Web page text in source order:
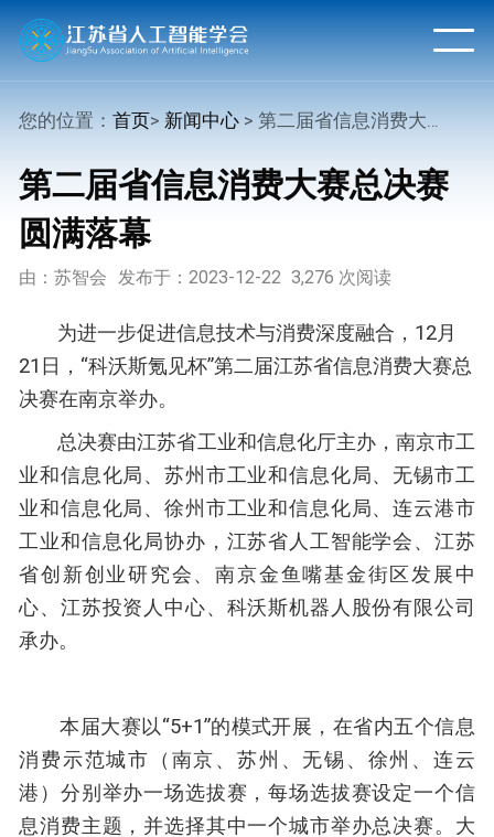
您的位置：首页> 新闻中心 > 第二届省信息消费大赛总决赛圆满落幕
第二届省信息消费大赛总决赛
圆满落幕
由：苏智会 发布于：2023-12-22 3,276 次阅读
为进一步促进信息技术与消费深度融合，12月
21日，“科沃斯氪见杯”第二届江苏省信息消费大赛总
决赛在南京举办。
总决赛由江苏省工业和信息化厅主办，南京市工
业和信息化局、苏州市工业和信息化局、无锡市工
业和信息化局、徐州市工业和信息化局、连云港市
工业和信息化局协办，江苏省人工智能学会、江苏
省创新创业研究会、南京金鱼嘴基金街区发展中
心、江苏投资人中心、科沃斯机器人股份有限公司
承办。
本届大赛以“5+1”的模式开展，在省内五个信息
消费示范城市（南京、苏州、无锡、徐州、连云
港）分别举办一场选拔赛，每场选拔赛设定一个信
息消费主题，并选择其中一个城市举办总决赛。大